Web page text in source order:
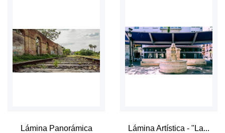
Lámina Panorámica
Lámina Artística - "La...